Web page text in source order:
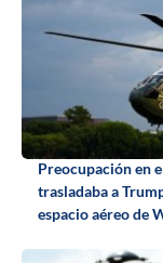
Preocupación en
trasladaba a
espacio aéreo de